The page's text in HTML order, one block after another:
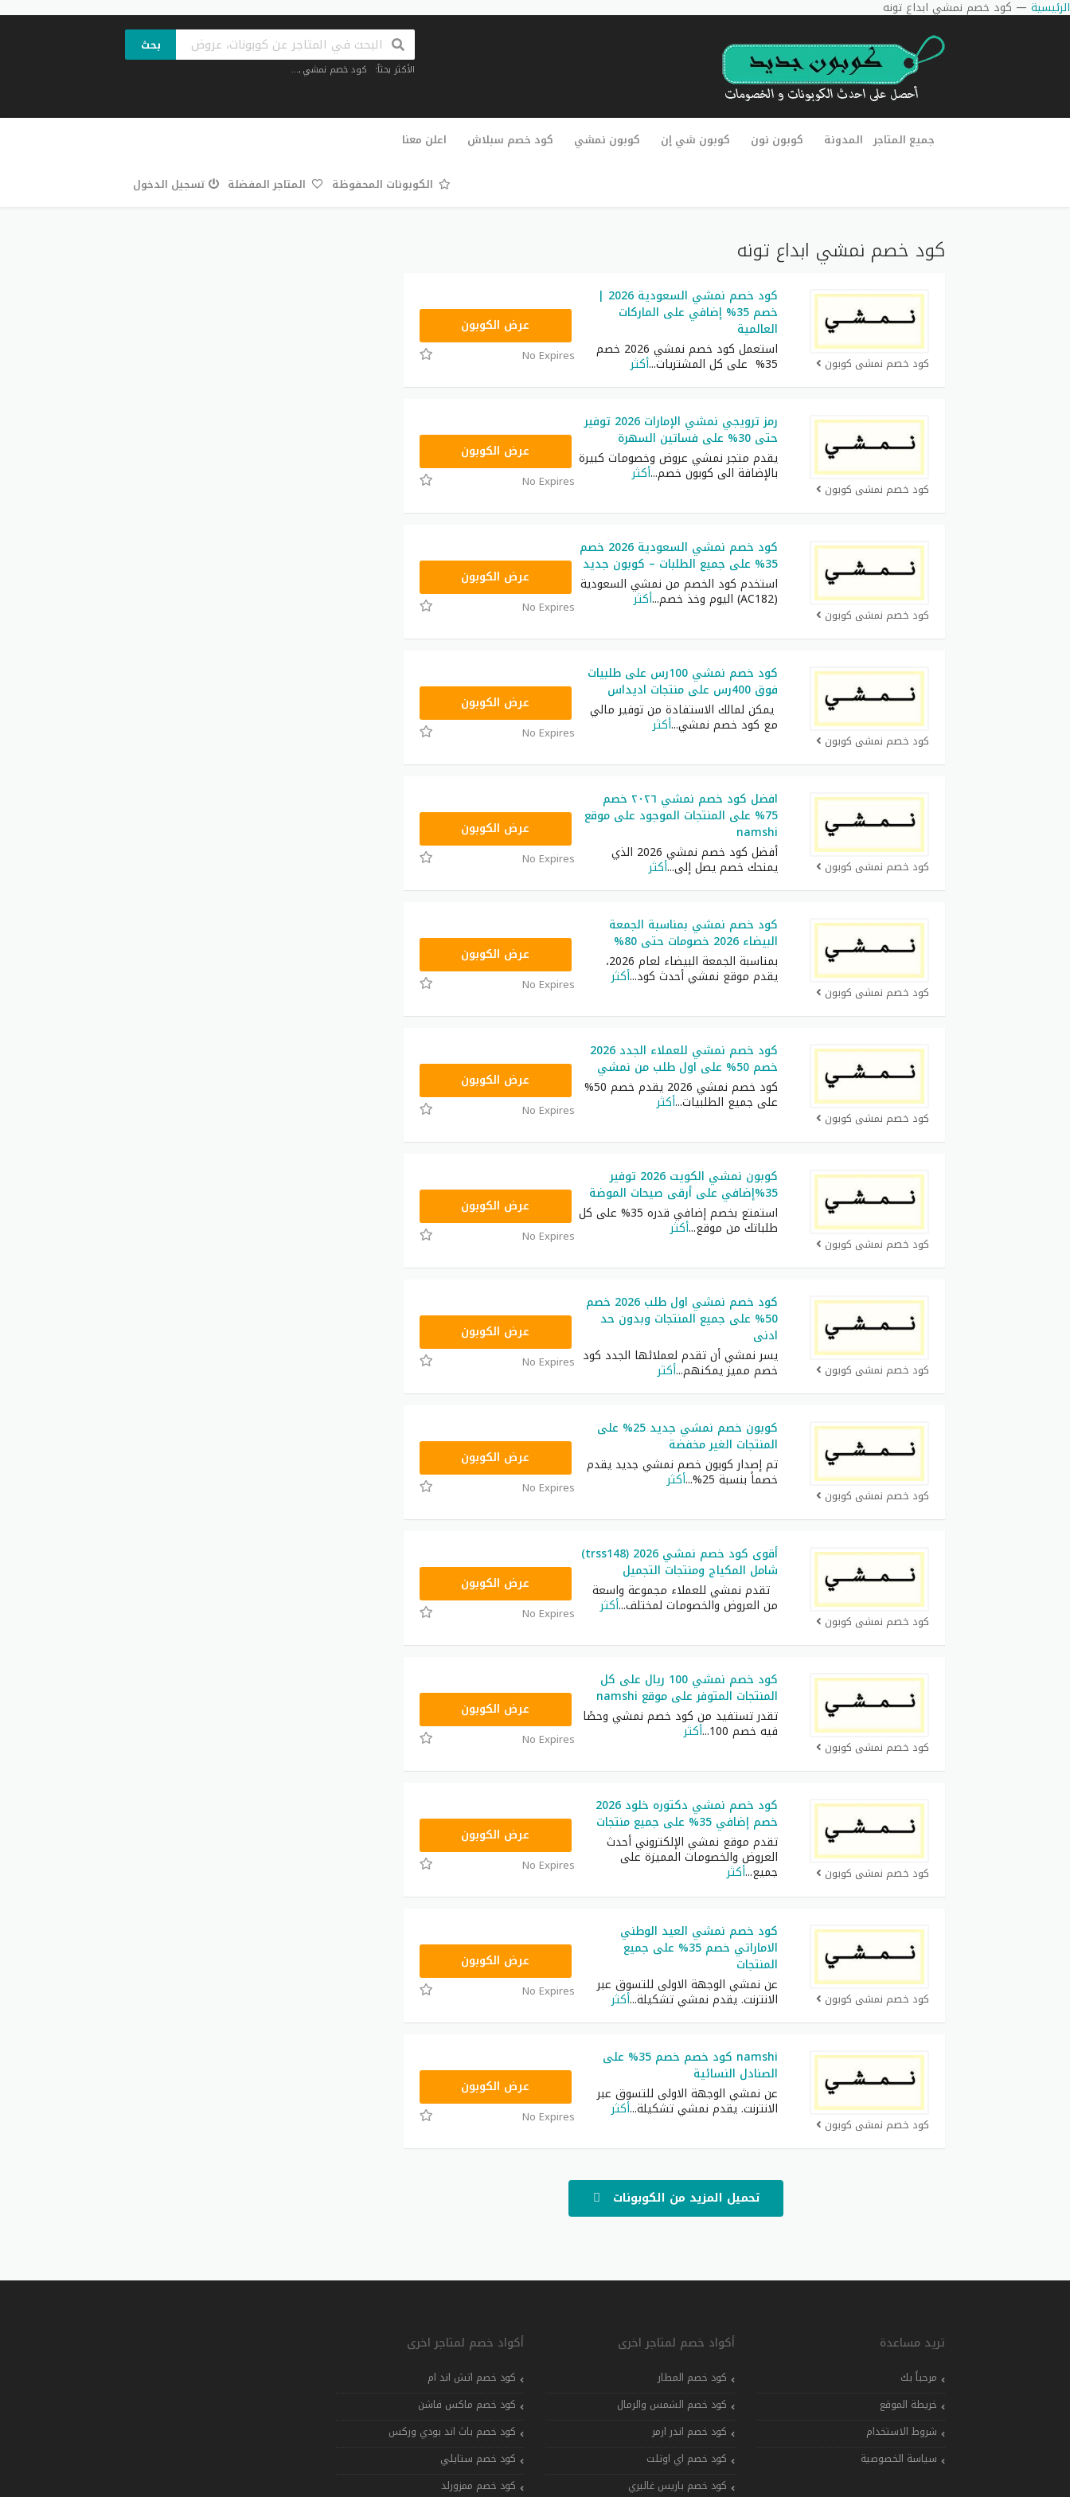
الرئيسية — كود خصم نمشي ابداع تونه
بحث
الأكثر بحثاً: كود خصم نمشي,...
تخطي
جميع المتاجر المدونة كوبون نون كوبون شي إن كوبون نمشي كود خصم سبلاش اعلن معنا
الكوبونات المحفوظة المتاجر المفضلة تسجيل الدخول
كود خصم نمشي ابداع تونه
كود خصم نمشي كوبون
كود خصم نمشي السعودية 2026 |
خصم 35% إضافي على الماركات
العالمية
استعمل كود خصم نمشي 2026 خصم
35% على كل المشتريات ...أكثر
AC182عرض الكوبون
No Expires
كود خصم نمشي كوبون
رمز ترويجي نمشي الإمارات 2026 توفير
حتى 30% على فساتين السهرة
يقدم متجر نمشي عروض وخصومات كبيرة
بالإضافة الى كوبون خصم...أكثر
TRSS148عرض الكوبون
No Expires
كود خصم نمشي كوبون
كود خصم نمشي السعودية 2026 خصم
35% على جميع الطلبات – كوبون جديد
استخدم كود الخصم من نمشي السعودية
(AC182) اليوم وخذ خصم ...أكثر
AC182عرض الكوبون
No Expires
كود خصم نمشي كوبون
كود خصم نمشي 100رس على طلبيات
فوق 400رس على منتجات اديداس
يمكن لمالك الاستفادة من توفير مالي
مع كود خصم نمشي...أكثر
TRSS147عرض الكوبون
No Expires
كود خصم نمشي كوبون
افضل كود خصم نمشي ٢٠٢٦ خصم
75% على المنتجات الموجود على موقع
namshi
أفضل كود خصم نمشي 2026 الذي
يمنحك خصم يصل إلى...أكثر
AC182عرض الكوبون
No Expires
كود خصم نمشي كوبون
كود خصم نمشي بمناسبة الجمعة
البيضاء 2026 خصومات حتى 80%
بمناسبة الجمعة البيضاء لعام 2026،
يقدم موقع نمشي أحدث كود...أكثر
TRSS148عرض الكوبون
No Expires
كود خصم نمشي كوبون
كود خصم نمشي للعملاء الجدد 2026
خصم 50% على اول طلب من نمشي
كود خصم نمشي 2026 يقدم خصم 50%
على جميع الطلبيات...أكثر
TRSS148عرض الكوبون
No Expires
كود خصم نمشي كوبون
كوبون نمشي الكويت 2026 توفير
35%إضافي على أرقى صيحات الموضة
استمتع بخصم إضافي قدره 35% على كل
طلباتك من موقع...أكثر
TRSS148عرض الكوبون
No Expires
كود خصم نمشي كوبون
كود خصم نمشي اول طلب 2026 خصم
50% على جميع المنتجات وبدون حد
ادنى
يسر نمشي أن تقدم لعملائها الجدد كود
خصم مميز يمكنهم...أكثر
TRSS148عرض الكوبون
No Expires
كود خصم نمشي كوبون
كوبون خصم نمشي جديد 25% على
المنتجات الغير مخفضة
تم إصدار كوبون خصم نمشي جديد يقدم
خصماً بنسبة 25% ...أكثر
AC182عرض الكوبون
No Expires
كود خصم نمشي كوبون
أقوى كود خصم نمشي 2026 (trss148)
شامل المكياج ومنتجات التجميل
تقدم نمشي للعملاء مجموعة واسعة
من العروض والخصومات لمختلف...أكثر
TRSS148عرض الكوبون
No Expires
كود خصم نمشي كوبون
كود خصم نمشي 100 ريال على كل
المنتجات المتوفر على موقع namshi
تقدر تستفيد من كود خصم نمشي وحصًا
فيه خصم 100 ...أكثر
TRSS148عرض الكوبون
No Expires
كود خصم نمشي كوبون
كود خصم نمشي دكتوره خلود 2026
خصم إضافي 35% على جميع منتجات
تقدم موقع نمشي الإلكتروني أحدث
العروض والخصومات المميزة على
جميع...أكثر
TRSS148عرض الكوبون
No Expires
كود خصم نمشي كوبون
كود خصم نمشي العيد الوطني
الاماراتي خصم 35% على جميع
المنتجات
عن نمشي الوجهة الاولى للتسوق عبر
الانترنت. يقدم نمشي تشكيلة...أكثر
TRSS148عرض الكوبون
No Expires
كود خصم نمشي كوبون
namshi كود خصم خصم 35% على
الصنادل النسائية
عن نمشي الوجهة الاولى للتسوق عبر
الانترنت. يقدم نمشي تشكيلة...أكثر
TRSS148عرض الكوبون
No Expires
تحميل المزيد من الكوبونات
تريد مساعدة
مرحباً بك
خريطة الموقع
شروط الاستخدام
سياسة الخصوصية
أكواد خصم لمتاجر اخرى
كود خصم المطار
كود خصم الشمس والرمال
كود خصم اندر ارمر
كود خصم اي اوتلت
كود خصم باريس غاليري
أكواد خصم لمتاجر اخرى
كود خصم اتش اند ام
كود خصم ماكس فاشن
كود خصم باث اند بودي وركس
كود خصم ستايلي
كود خصم ممزورلد